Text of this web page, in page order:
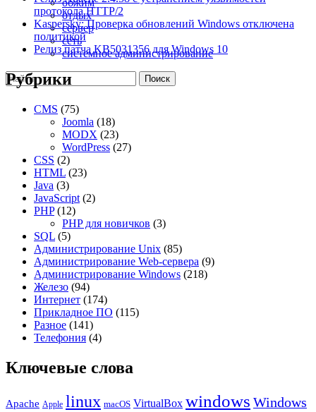
обжим
отдых
сервер
сеть
системное администрирование
Поиск
протокола HTTP/2
Kaspersky: Проверка обновлений Windows отключена
политикой
Релиз патча KB5031356 для Windows 10
Рубрики
CMS (75)
Joomla (18)
MODX (23)
WordPress (27)
CSS (2)
HTML (23)
Java (3)
JavaScript (2)
PHP(12)
PHP для новичков (3)
SQL (5)
Администрирование Unix (85)
Администрирование Web-сервера (9)
Администрирование Windows (218)
Железо (94)
Интернет (174)
Прикладное ПО (115)
Разное (141)
Телефония (4)
Ключевые слова
Apache Apple linux macOS VirtualBox windows Windows